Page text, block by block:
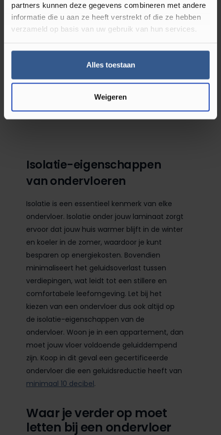
partners kunnen deze gegevens combineren met andere
informatie die u aan ze heeft verstrekt of die ze hebben
verzameld op basis van uw gebruik van hun services.
Alles toestaan
Weigeren
Walk Ondervloer
8,95
Isolatie-eigenschappen
van ondervloeren
Isolatie is een essentieel kenmerk van elke
ondervloer. Isolatie onder jouw laminaat zorgt
ervoor dat jouw huis warmer blijft in de winter
en koeler in de zomer, waardoor je kunt
besparen op energiekosten. Bovendien
minimaliseert het geluidsoverlast tussen
verdiepingen, wat leidt tot een stillere en
comfortabele leefomgeving. Let bij het
kiezen van een ondervloer dus ook altijd op
de isolatie-eigenschappen van de
ondervloer. Woon je in een appartement, dan
moet jouw vloer voldoende geluiddempend
zijn. Koop in dit geval een gecertificeerde
ondervloer die een geluidsreductie heeft van
minimaal 10 decibel.
Waar je verder op moet
letten bij een ondervloer